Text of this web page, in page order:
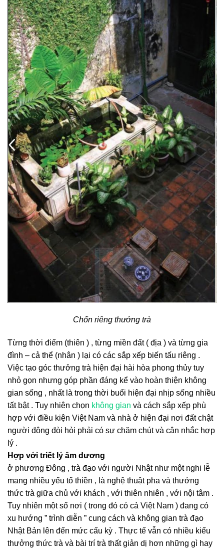
Chốn riêng thưởng trà
Từng thời điểm (thiên ) , từng miền đất ( địa ) và từng gia
đình – cả thể (nhân ) lại có các sắp xếp biến tấu riêng .
Việc tạo góc thưởng trà hiện đại hài hòa phong thủy tuy
nhỏ gọn nhưng góp phần đáng kể vào hoàn thiện không
gian sống , nhất là trong thời buổi hiện đại nhịp sống nhiều
tất bật . Tuy nhiên chọn không gian và cách sắp xếp phù
hợp với điều kiện Việt Nam và nhà ở hiện đại nơi đất chật
người đông đòi hỏi phải có sự chăm chút và cân nhắc hợp
lý .
Hợp với triết lý âm dương
ở phương Đông , trà đạo với người Nhật như một nghi lễ
mang nhiều yếu tố thiền , là nghệ thuật pha và thưởng
thức trà giữa chủ với khách , với thiên nhiên , với nội tâm .
Tuy nhiên một số nơi ( trong đó có cả Việt Nam ) đang có
xu hướng ” trình diễn ” cung cách và không gian trà đạo
Nhật Bản lên đến mức cấu kỳ . Thực tế vẫn có nhiều kiểu
thưởng thức trà và bài trí trà thất giản dị hơn những gì hay